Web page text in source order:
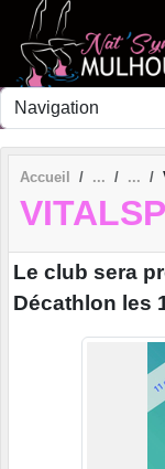
Accueil
Le club sera
Décathlon les
Panneau de gestion